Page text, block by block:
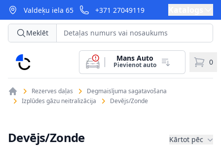
Valdeķu iela 65 +371 27049119
CarParts
Meklēt
Mans Auto
Pievienot auto 0
Rezerves daļas
Degmaisījuma sagatavošana
Izplūdes gāzu neitralizācija
Devējs/Zonde
Devējs/Zonde Kārtot pēc